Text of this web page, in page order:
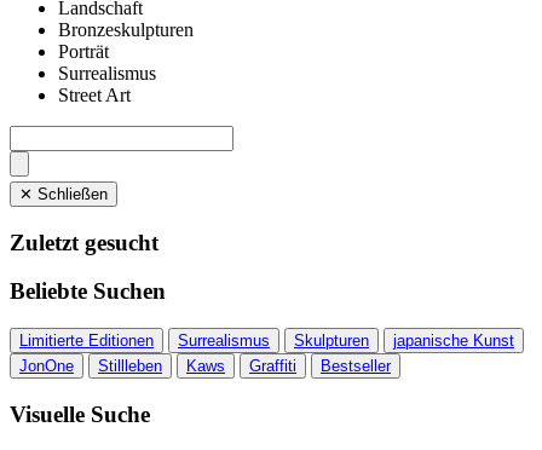
Landschaft
Bronzeskulpturen
Porträt
Surrealismus
Street Art
✕ Schließen
Zuletzt gesucht
Beliebte Suchen
Limitierte Editionen Surrealismus Skulpturen
japanische Kunst
JonOne
Stillleben Kaws Graffiti Bestseller
Visuelle Suche